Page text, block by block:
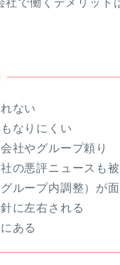
社で働くデメリット
ない
なりにくい
社やグループ頼り
の悪評ニュースも
ループ内調整）が面
に左右される
ある